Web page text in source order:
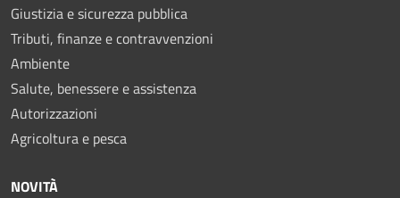
Giustizia e sicurezza pubblica
Tributi, finanze e contravvenzioni
Ambiente
Salute, benessere e assistenza
Autorizzazioni
Agricoltura e pesca
NOVITÀ